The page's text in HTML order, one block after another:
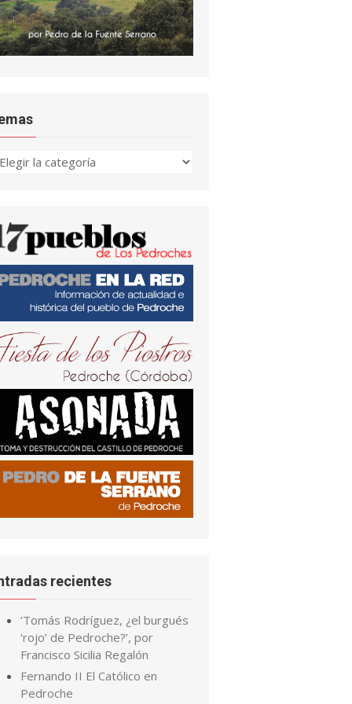
recientes
‘Tomás Rodríguez, ¿el burgués
‘rojo’ de Pedroche?’, por
Francisco Sicilia Regalón
Fernando II El Católico en
Pedroche